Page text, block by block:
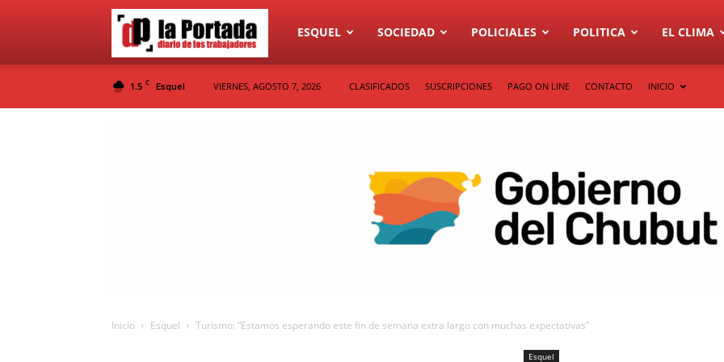
Diario
La
ESQUEL SOCIEDAD POLICIALES POLITICA EL CLIMA
1.5 C Esquel VIERNES, AGOSTO 7, 2026 CLASIFICADOS SUSCRIPCIONES PAGO ON LINE CONTACTO INICIO
Inicio Esquel Turismo: “Estamos esperando este fin de semana extra largo con muchas expectativas”
Esquel